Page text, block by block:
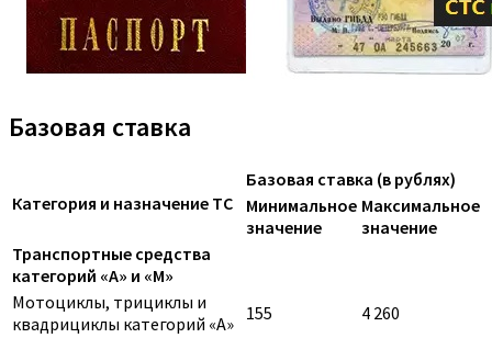
Базовая ставка
Категория и назначение ТС
Базовая ставка (в рублях)
Минимальное
значение
Максимальное
значение
Транспортные средства
категорий «A» и «M»
Мотоциклы, трициклы и
квадрициклы категорий «A» 155
4 260